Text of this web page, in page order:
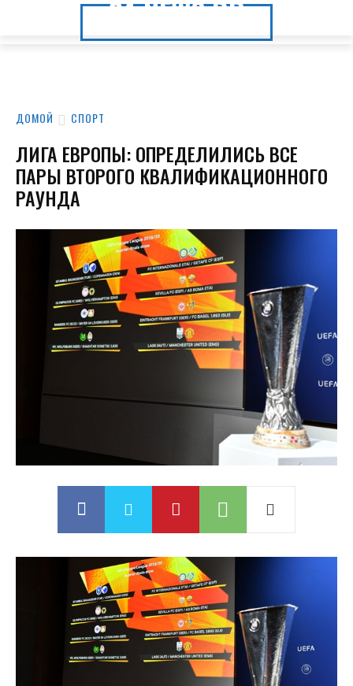
24.NEWS.DP
24.NEWS.DP
ДОМОЙ СПОРТ
ЛИГА ЕВРОПЫ: ОПРЕДЕЛИЛИСЬ ВСЕ
ПАРЫ ВТОРОГО КВАЛИФИКАЦИОННОГО
РАУНДА